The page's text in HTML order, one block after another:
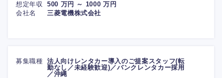
想定年収
500 万円 ～ 1000 万円
会社名
三菱電機株式会社
募集職種 法人向けレンタカー導入のご提案スタッフ(転
勤なし／未経験歓迎)／バンクレンタカー採用
／沖縄